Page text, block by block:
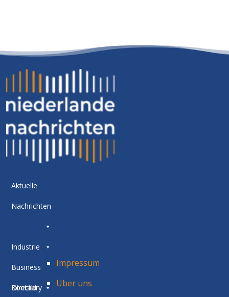
Aktuelle
Nachrichten
Industrie
Business
Directory
Kontakt
Impressum
Über uns